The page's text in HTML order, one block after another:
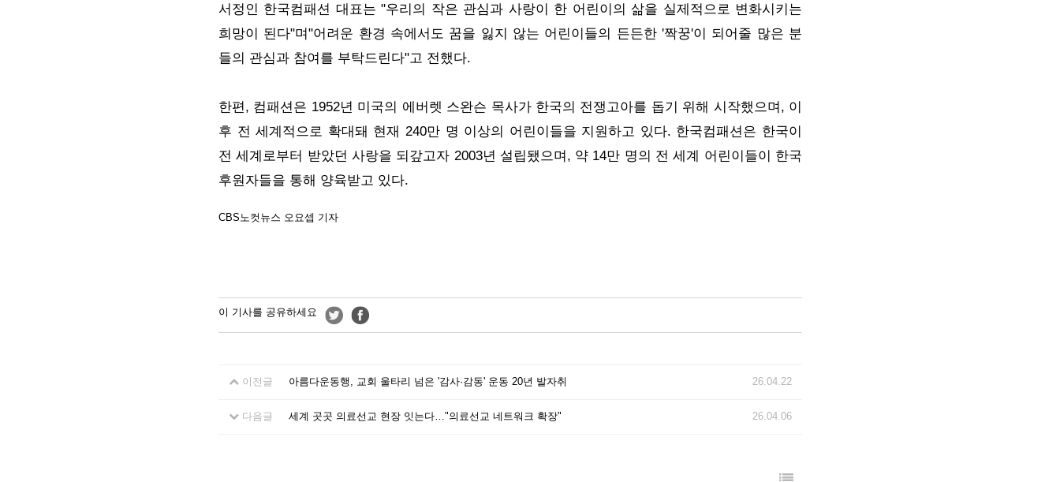
서정인 한국컴패션 대표는 "우리의 작은 관심과 사랑이 한 어린이의 삶을 실제적으로 변화시키는
희망이 된다"며"어려운 환경 속에서도 꿈을 잃지 않는 어린이들의 든든한 '짝꿍'이 되어줄 많은 분
들의 관심과 참여를 부탁드린다"고 전했다.
한편, 컴패션은 1952년 미국의 에버렛 스완슨 목사가 한국의 전쟁고아를 돕기 위해 시작했으며, 이
후 전 세계적으로 확대돼 현재 240만 명 이상의 어린이들을 지원하고 있다. 한국컴패션은 한국이
전 세계로부터 받았던 사랑을 되갚고자 2003년 설립됐으며, 약 14만 명의 전 세계 어린이들이 한국
후원자들을 통해 양육받고 있다.
CBS노컷뉴스 오요셉 기자
이 기사를 공유하세요
이전글 아름다운동행, 교회 울타리 넘은 '감사·감동' 운동 20년 발자취 26.04.22
다음글 세계 곳곳 의료선교 현장 잇는다…"의료선교 네트워크 확장" 26.04.06